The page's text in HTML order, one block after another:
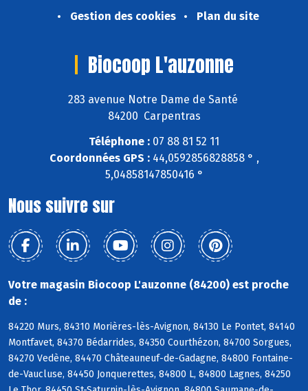
Gestion des cookies
Plan du site
Biocoop L'auzonne
283 avenue Notre Dame de Santé
84200 Carpentras
Téléphone : 07 88 81 52 11
Coordonnées GPS :44,0592856828858 ° ,
5,04858147850416 °
Nous suivre sur
Votre magasin Biocoop L'auzonne (84200) est proche
de :
84220 Murs, 84310 Morières-lès-Avignon, 84130 Le Pontet, 84140
Montfavet, 84370 Bédarrides, 84350 Courthézon, 84700 Sorgues,
84270 Vedène, 84470 Châteauneuf-de-Gadagne, 84800 Fontaine-
de-Vaucluse, 84450 Jonquerettes, 84800 L, 84800 Lagnes, 84250